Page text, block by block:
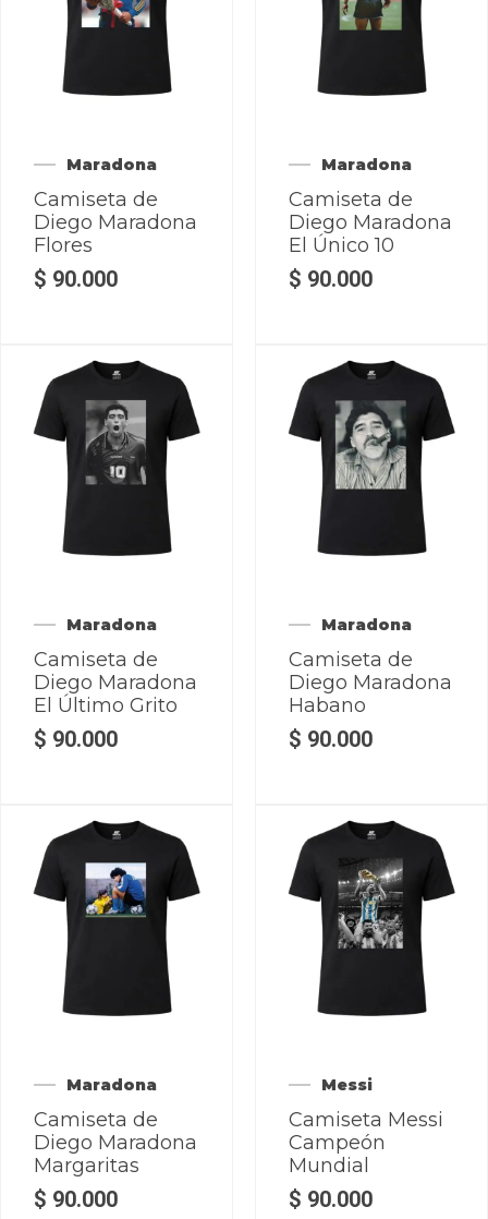
Maradona
Camiseta de
Diego Maradona
Flores
$ 90.000
Maradona
Camiseta de
Diego Maradona
El Único 10
$ 90.000
Maradona
Camiseta de
Diego Maradona
El Último Grito
$ 90.000
Maradona
Camiseta de
Diego Maradona
Habano
$ 90.000
Maradona
Camiseta de
Diego Maradona
Margaritas
$ 90.000
Messi
Camiseta Messi
Campeón
Mundial
$ 90.000